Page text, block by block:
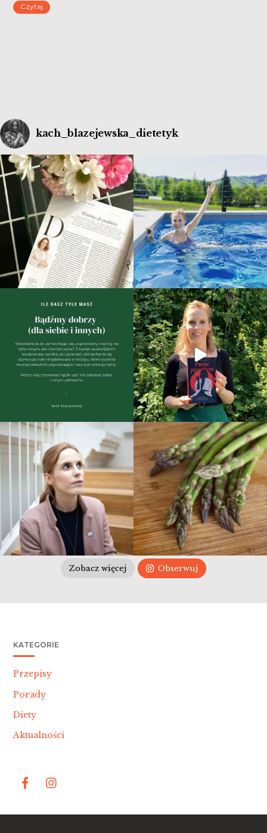
już nawet idąc siusiu chce mieć mnie przy […]
Czytaj
kach_blazejewska_dietetyk
Zobacz więcej Obserwuj
KATEGORIE
Przepisy
Porady
Diety
Aktualności